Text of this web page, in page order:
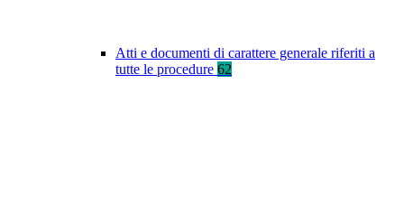
Atti e documenti di carattere generale riferiti a
tutte le procedure 62